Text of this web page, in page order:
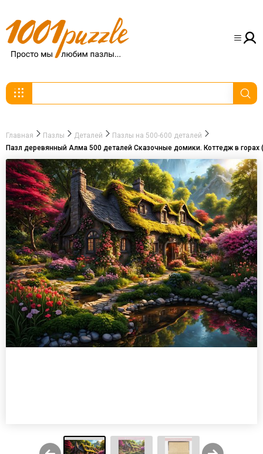
Главная Пазлы Деталей
Пазлы на 500-600 деталей
Пазл деревянный Алма 500 деталей Сказочные домики. Коттедж в